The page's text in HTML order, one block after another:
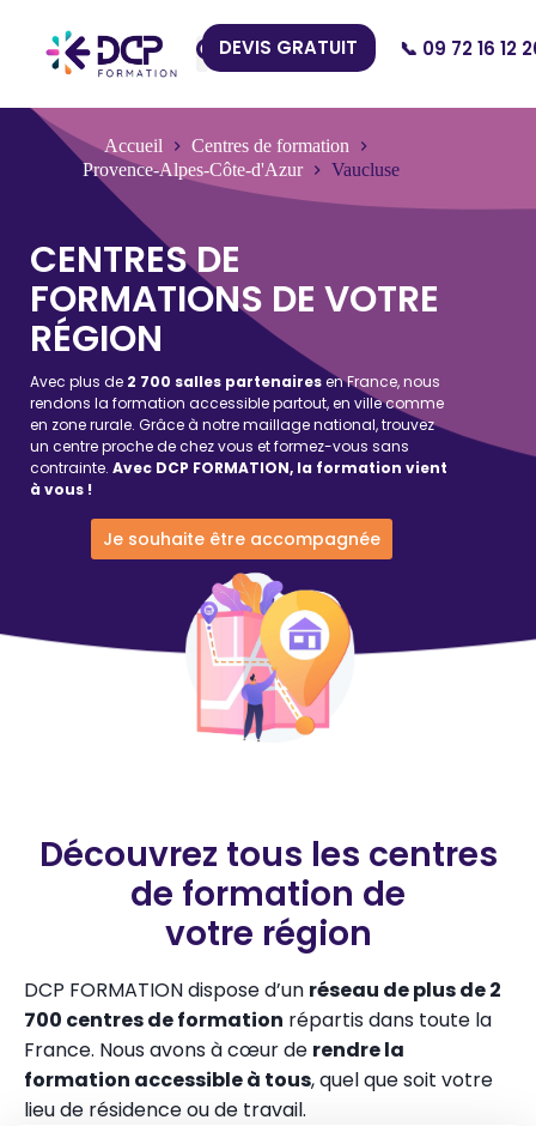
DEVIS GRATUIT 📞 09 72 16 12
Accueil
Centres de formation
Provence-Alpes-Côte-d'Azur
Vaucluse
CENTRES DE
FORMATIONS DE VOTRE
RÉGION
Avec plus de 2 700 salles partenairesen France, nous
rendons la formation accessible partout, en ville comme
en zone rurale. Grâce à notre maillage national, trouvez
un centre proche de chez vous et formez-vous sans
contrainte. Avec DCP FORMATION, la formation vient
à vous !
Je souhaite être accompagnée
Découvrez tous les centres
de formation de
votre région
DCP FORMATION dispose d’un réseau de plus de 2
700 centres de formation répartis dans toute la
France. Nous avons à cœur de rendre la
formation accessible à tous, quel que soit votre
lieu de résidence ou de travail.